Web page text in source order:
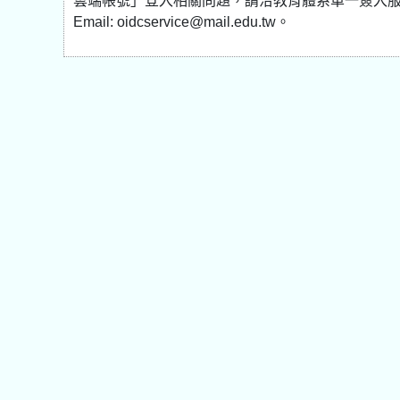
Email: oidcservice@mail.edu.tw。